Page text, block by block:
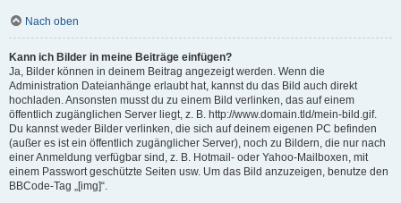
Nach oben
Kann ich Bilder in meine Beiträge einfügen?
Ja, Bilder können in deinem Beitrag angezeigt werden. Wenn die
Administration Dateianhänge erlaubt hat, kannst du das Bild auch direkt
hochladen. Ansonsten musst du zu einem Bild verlinken, das auf einem
öffentlich zugänglichen Server liegt, z. B. http://www.domain.tld/mein-bild.gif.
Du kannst weder Bilder verlinken, die sich auf deinem eigenen PC befinden
(außer es ist ein öffentlich zugänglicher Server), noch zu Bildern, die nur nach
einer Anmeldung verfügbar sind, z. B. Hotmail- oder Yahoo-Mailboxen, mit
einem Passwort geschützte Seiten usw. Um das Bild anzuzeigen, benutze den
BBCode-Tag „[img]“.